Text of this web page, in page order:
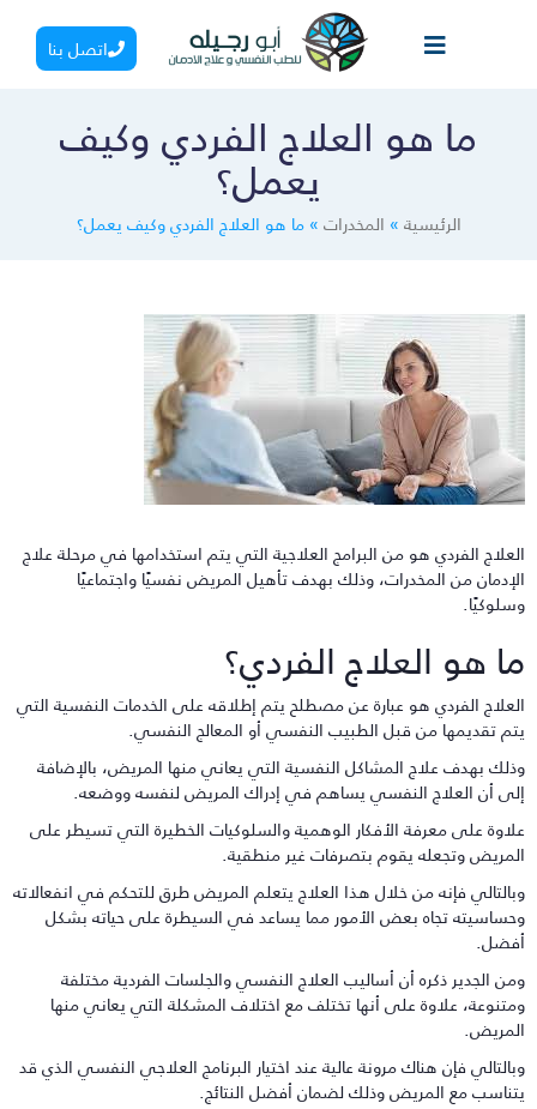
اتصل بنا
ما هو العلاج الفردي وكيف
يعمل؟
الرئيسية»المخدرات»ما هو العلاج الفردي وكيف يعمل؟
الفردي هو من البرامج العلاجية التي يتم استخدامها في مرحلة علاج
من المخدرات، وذلك بهدف تأهيل المريض نفسيًا واجتماعيًا
هو العلاج الفردي؟
الفردي هو عبارة عن مصطلح يتم إطلاقه على الخدمات النفسية التي
تقديمها من قبل الطبيب النفسي أو المعالج النفسي.
بهدف علاج المشاكل النفسية التي يعاني منها المريض، بالإضافة
أن العلاج النفسي يساهم في إدراك المريض لنفسه ووضعه.
على معرفة الأفكار الوهمية والسلوكيات الخطيرة التي تسيطر على
وتجعله يقوم بتصرفات غير منطقية.
فإنه من خلال هذا العلاج يتعلم المريض طرق للتحكم في انفعالاته
تجاه بعض الأمور مما يساعد في السيطرة على حياته بشكل
الجدير ذكره أن أساليب العلاج النفسي والجلسات الفردية مختلفة
علاوة على أنها تختلف مع اختلاف المشكلة التي يعاني منها
فإن هناك مرونة عالية عند اختيار البرنامج العلاجي النفسي الذي قد
مع المريض وذلك لضمان أفضل النتائج.